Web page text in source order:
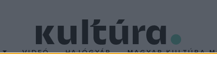
VIDEÓ HAJÓGYÁR MAGYAR KULTÚRA